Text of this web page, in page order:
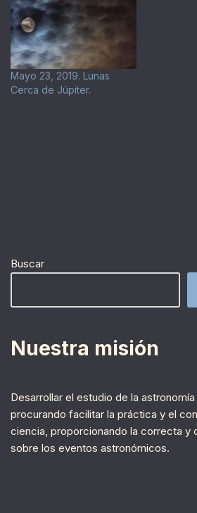
Mayo 23, 2019. Lunas
Cerca de Júpiter.
Buscar
Nuestra misión
Desarrollar el estudio de la astronomía
procurando facilitar la práctica y el
ciencia, proporcionando la correcta y
sobre los eventos astronómicos.